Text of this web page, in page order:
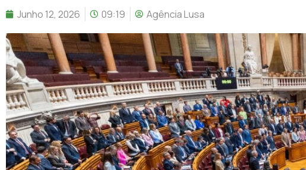
Junho 12, 2026 09:19 Agência Lusa